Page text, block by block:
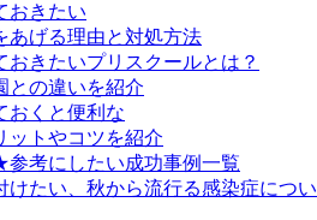
おきたい
あげる理由と対処方法
おきたいプリスクールとは？
との違いを紹介
おくと便利な
ットやコツを紹介
考にしたい成功事例一覧
けたい、秋から流行る感染症につい